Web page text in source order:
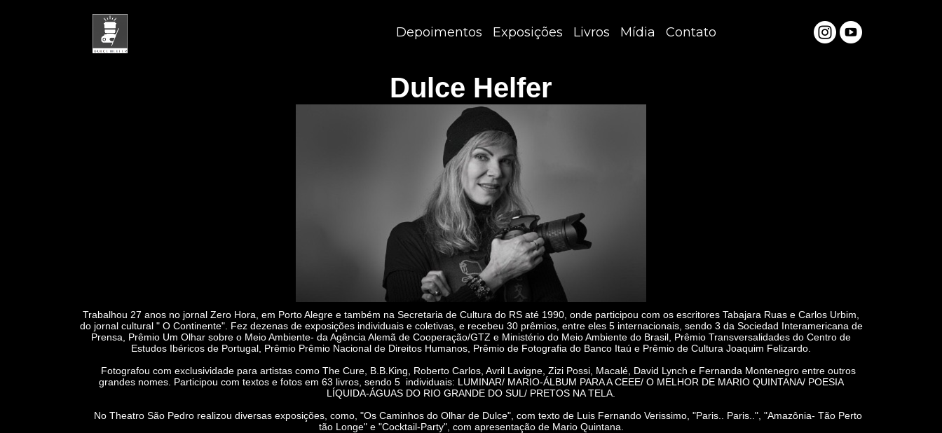
Depoimentos Exposições Livros Mídia Contato
Dulce Helfer
Trabalhou 27 anos no jornal Zero Hora, em Porto Alegre e também na Secretaria de Cultura do RS até 1990, onde participou com os escritores Tabajara Ruas e Carlos Urbim,
do jornal cultural " O Continente". Fez dezenas de exposições individuais e coletivas, e recebeu 30 prêmios, entre eles 5 internacionais, sendo 3 da Sociedad Interamericana de
Prensa, Prêmio Um Olhar sobre o Meio Ambiente- da Agência Alemã de Cooperação/GTZ e Ministério do Meio Ambiente do Brasil, Prêmio Transversalidades do Centro de
Estudos Ibéricos de Portugal, Prêmio Prêmio Nacional de Direitos Humanos, Prêmio de Fotografia do Banco Itaú e Prêmio de Cultura Joaquim Felizardo.
Fotografou com exclusividade para artistas como The Cure, B.B.King, Roberto Carlos, Avril Lavigne, Zizi Possi, Macalé, David Lynch e Fernanda Montenegro entre outros
grandes nomes. Participou com textos e fotos em 63 livros, sendo 5 individuais: LUMINAR/ MARIO-ÁLBUM PARA A CEEE/ O MELHOR DE MARIO QUINTANA/ POESIA
LÍQUIDA-ÁGUAS DO RIO GRANDE DO SUL/ PRETOS NA TELA.
No Theatro São Pedro realizou diversas exposições, como, "Os Caminhos do Olhar de Dulce", com texto de Luis Fernando Verissimo, "Paris.. Paris..", "Amazônia- Tão Perto
tão Longe" e "Cocktail-Party", com apresentação de Mario Quintana.